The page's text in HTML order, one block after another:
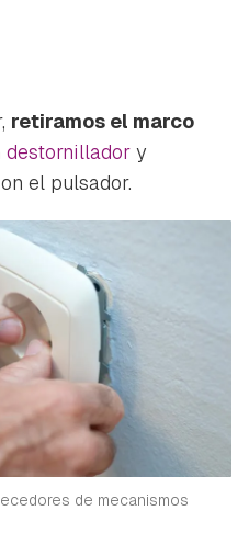
retiramos el marco
destornillador y
el pulsador.
de mecanismos